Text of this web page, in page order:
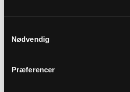
Nødvendig
Præferencer
Sara Haugaard Horneman-Thielcke
Sted